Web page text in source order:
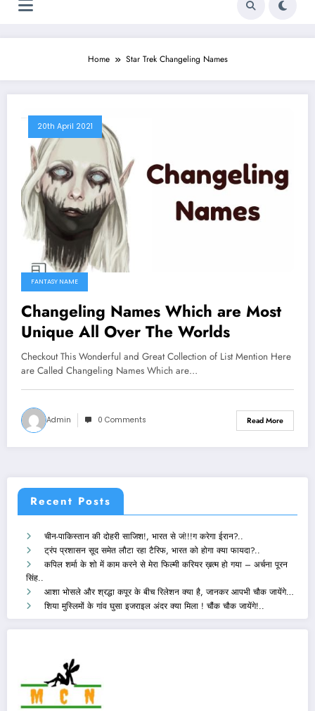
Home Star Trek Changeling Names
20th April 2021
FANTASY NAME
Changeling Names Which are Most
Unique All Over The Worlds
Checkout This Wonderful and Great Collection of List Mention Here
are Called Changeling Names Which are…
Admin 0 Comments Read More
Recent Posts
चीन-पाकिस्तान की दोहरी साजिश!, भारत से जं!!!ग करेगा ईरान?..
ट्रंप प्रशासन सूद समेत लौटा रहा टैरिफ, भारत को होगा क्या फायदा?..
कपिल शर्मा के शो में काम करने से मेरा फिल्मी करियर ख़त्म हो गया – अर्चना पूरन
सिंह..
आशा भोसले और श्रद्धा कपूर के बीच रिलेशन क्या है, जानकर आपभी चौक जायेंगे…
शिया मुस्लिमों के गांव घुसा इजराइल अंदर क्या मिला ! चौंक चौक जायेंगे!..